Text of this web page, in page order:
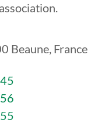
Beaune, France